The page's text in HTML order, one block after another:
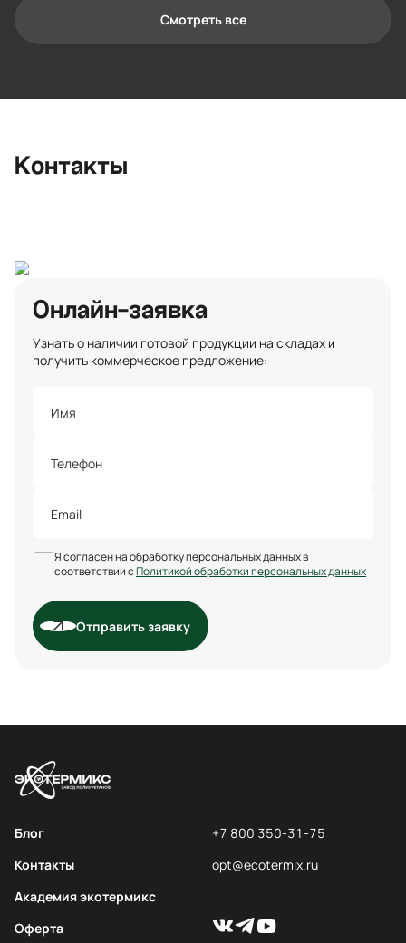
Смотреть все
Контактыopt@ecotermix.ru
Онлайн-заявка
Узнать о наличии готовой продукции на складах и
получить коммерческое предложение:
Я согласен на обработку персональных данных в
соответствии сПолитикой обработки персональных данных
Отправить заявку
Блог
Контакты
Академия экотермикс
Оферта
+7 800 350-31-75
opt@ecotermix.ru